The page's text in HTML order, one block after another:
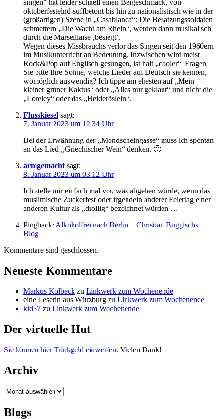
singen“ hat leider schnell einen Beigeschmack, von
oktoberfestelnd-suffbetont bis hin zu nationalistisch wie in der
(großartigen) Szene in „Casablanca“: Die Besatzungssoldaten
schmettern „Die Wacht am Rhein“, werden dann musikalisch
durch die Marseillaise ‚besiegt‘.
Wegen dieses Missbrauchs verlor das Singen seit den 1960ern
im Musikunterricht an Bedeutung. Inzwischen wird meist
Rock&Pop auf Englisch gesungen, ist halt „cooler“. Fragen
Sie bitte Ihre Söhne, welche Lieder auf Deutsch sie kennen,
womöglich auswendig? Ich tippe am ehesten auf „Mein
kleiner grüner Kaktus“ oder „Alles nur geklaut“ und nicht die
„Loreley“ oder das „Heideröslein“.
Flusskiesel sagt:
7. Januar 2023 um 12:34 Uhr
Bei der Erwähnung der ,,Mondscheingasse“ muss ich spontan
an das Lied ,,Griechischer Wein“ denken. 🙂
armgemacht sagt:
8. Januar 2023 um 03:12 Uhr
Ich stelle mir einfach mal vor, was abgehen würde, wenn das
muslimische Zuckerfest oder irgendein anderer Feiertag einer
anderen Kultur als „drollig“ bezeichnet würden …
Pingback: Alkoholfrei nach Berlin – Christian Buggischs
Blog
Kommentare sind geschlossen.
Neueste Kommentare
Markus Kolbeck zu Linkwerk zum Wochenende
eine Leserin aus Würzburg zu Linkwerk zum Wochenende
kid37 zu Linkwerk zum Wochenende
Der virtuelle Hut
Sie können hier Trinkgeld einwerfen. Vielen Dank!
Archiv
Archiv
Blogs